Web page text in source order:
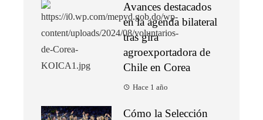
Avances destacados
en la agenda bilateral
tras gira
agroexportadora de
Chile en Corea
Hace 1 año
Cómo la Selección